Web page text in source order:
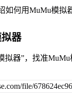
如何用MuMu模拟
器
拟器”，找准MuMu